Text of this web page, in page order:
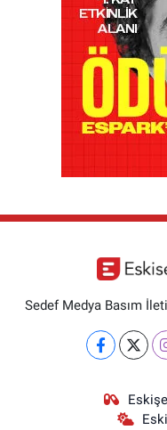
Sedef Medya Basım